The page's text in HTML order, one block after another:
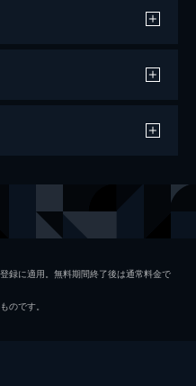
弾 初
録に適用。無料期間終了後は通常料金で
のです。